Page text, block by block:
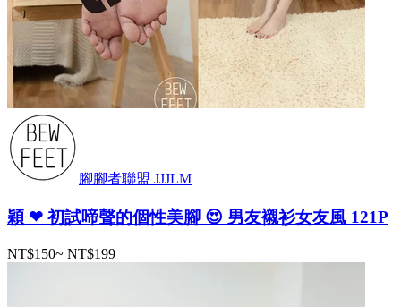
腳腳者聯盟 JJJLM
穎 ❤ 初試啼聲的個性美腳 😍 男友襯衫女友風 121P
NT$150~ NT$199